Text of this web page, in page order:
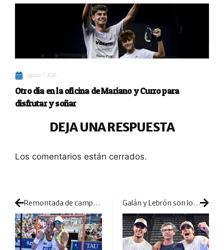
agosto 7, 2026
Otro día en la oficina de Mariano y Curro para
disfrutar y soñar
DEJA UNA RESPUESTA
Los comentarios están cerrados.
Remontada de campeonas: Marrero y Sainz estrenan su palmarés conjunto en suelo balear Galán y Lebrón son los emperadores de Roma: partidazo final para levantar las gradas en el Foro Itálico